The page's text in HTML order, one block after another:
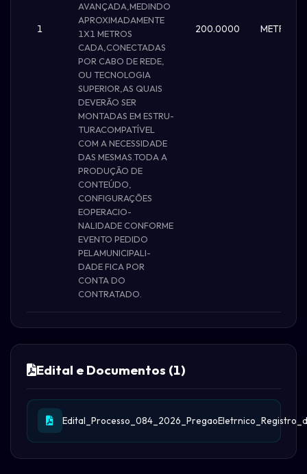
1
AVANÇADA,MEDINDO
APROXIMADAMENTE
1X1 METROS
CADA,CONECTADAS
POR CABO DE REDE,
OU TECNOLOGIA
SUPERIOR,AS QUAIS
DEVERÃO SER
MONTADAS EM ESTRU-
TURACOMPATÍVEL
COM A NECESSIDADE
DAS MESMAS.TODA A
PRODUÇÃO DE
CONTEÚDO,
CONFIGURAÇÕES
EOPERACIO-
NALIDADE CONFORME
EVENTO PEDIDO
PELAMUNICIPALI-
DADE FICA POR
CONTA DO
CONTRATADO.
200.0000 METRO
Edital e Documentos (1)